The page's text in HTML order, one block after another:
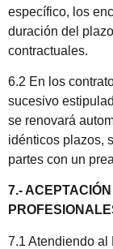
específico, los
duración del
contractuales.
6.2 En los
sucesivo
se renovará
idénticos plazos,
partes con un
7.-
7.1 Atendiendo al